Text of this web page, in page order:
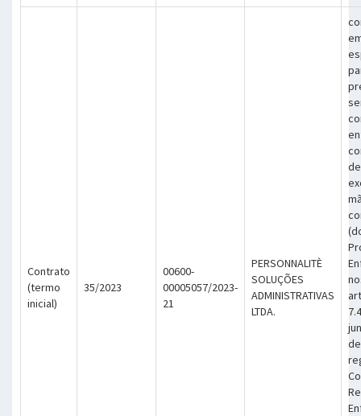
Contrato
(termo
inicial)
35/2023
00600-
00005057/2023-
21
PERSONNALITÈ
SOLUÇÕES
ADMINISTRATIVAS
LTDA.